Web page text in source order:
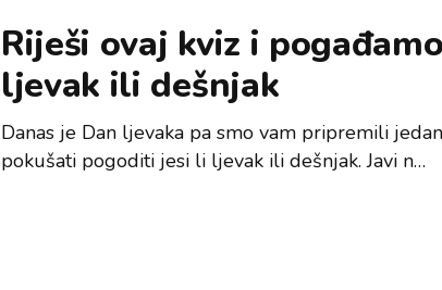
Riješi ovaj kviz i
ljevak ili dešnjak
Danas je Dan ljevaka pa smo vam pripremili
pokušati pogoditi jesi li ljevak ili dešnjak. Javi n…